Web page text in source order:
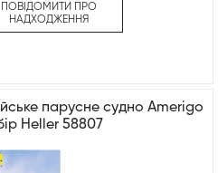
ПОВІДОМИТИ ПРО
НАДХОДЖЕННЯ
парусне судно Amerigo
Heller 58807